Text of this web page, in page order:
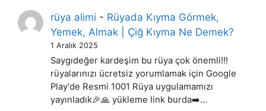
rüya alimi - Rüyada Kıyma Görmek,
Yemek, Almak | Çiğ Kıyma Ne Demek?
1 Aralık 2025
Saygıdeğer kardeşim bu rüya çok önemli!!!
rüyalarınızı ücretsiz yorumlamak için Google
Play'de Resmi 1001 Rüya uygulamamızı
yayınladık🎉🙏 yükleme link burda➡️…